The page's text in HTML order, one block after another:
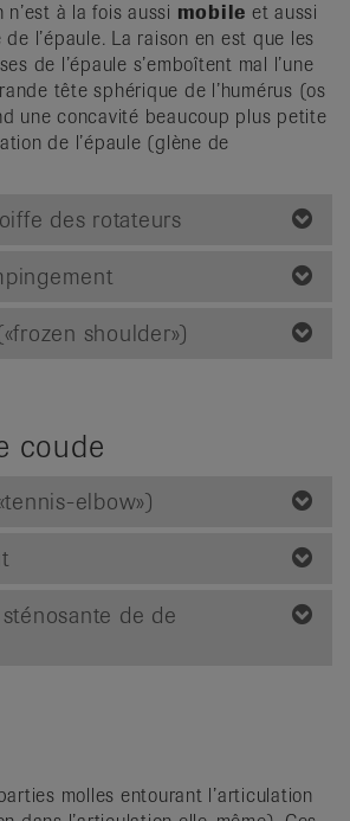
à la fois aussi mobile et aussi
l’épaule. La raison en est que les
de l’épaule s’emboîtent mal l’une
tête sphérique de l’humérus (os
une concavité beaucoup plus petite
de l’épaule (glène de
des rotateurs
shoulder»)
coude
elbow»)
de de
molles entourant l’articulation